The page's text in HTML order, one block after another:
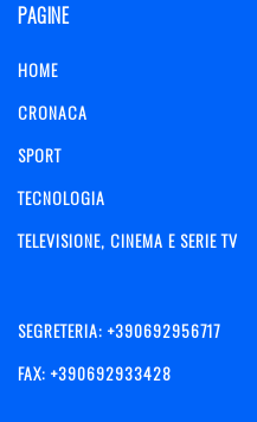
PAGINE
HOME
CRONACA
SPORT
TECNOLOGIA
TELEVISIONE, CINEMA E SERIE TV
SEGRETERIA: +390692956717
FAX: +390692933428